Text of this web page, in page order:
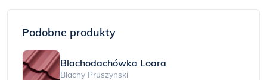
Podobne produkty
Blachodachówka Loara
Blachy Pruszynski